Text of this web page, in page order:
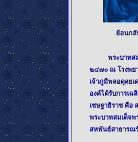
ย้อนกลั
พระบาทสมเด็
๒๔๗๐ ณ โรงพยา
เจ้าภูมิพลอดุลยเ
องค์ได้รับการเ
เชษฐาธิราช คือ
พระบาทสมเด็จ
สหพันธ์สาธารณ